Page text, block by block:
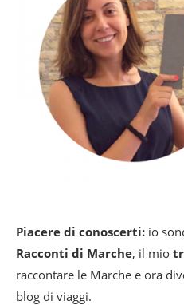
Piacere di conoscerti: io
Racconti di Marche, il mio
raccontare le Marche e ora
blog di viaggi.